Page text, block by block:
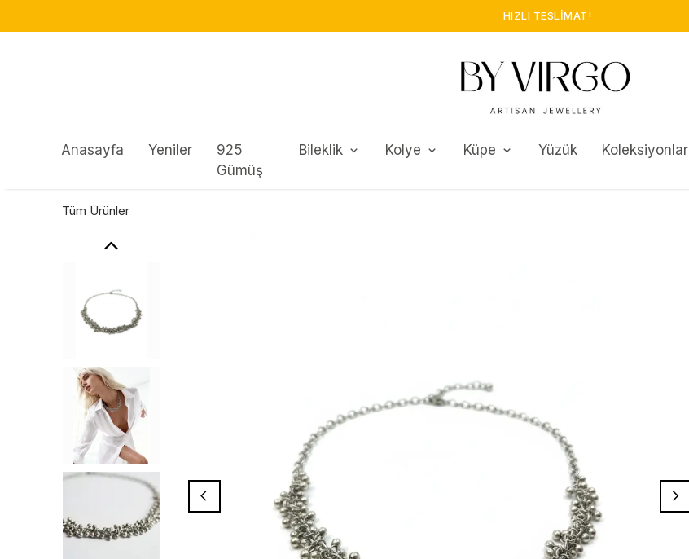
HIZLI TESLIMAT!
Anasayfa Yeniler
925
Gümüş
Bileklik Kolye Küpe Yüzük Koleksiyonlar
Tüm Ürünler